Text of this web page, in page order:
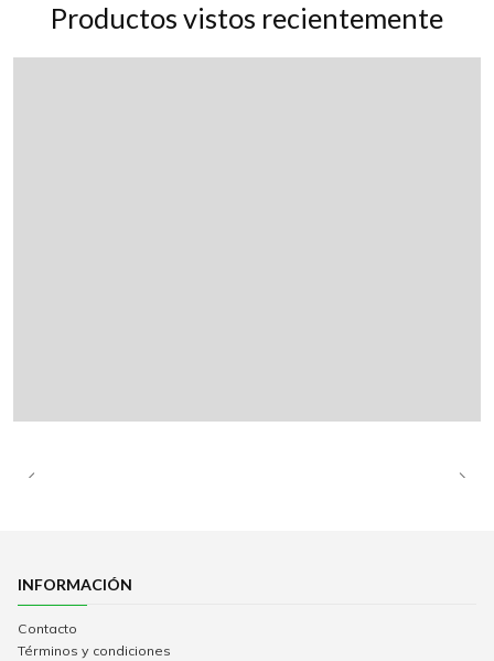
Productos vistos recientemente
INFORMACIÓN
Contacto
Términos y condiciones